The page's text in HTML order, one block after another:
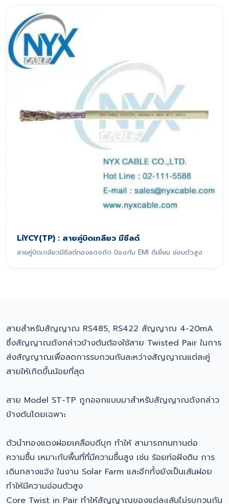
LiYCY(TP) : สายคู่บิดเกลียว มีชีลด์
สายคู่บิดเกลียวมีชีลด์ทองแดงถัก ป้องกัน EMI ดีเยี่ยม อ่อนตัวสูง
สายสำหรับสัญญาณ RS485, RS422 สัญญาณ 4-20mA
ซึ่งสัญญาณดังกล่าวข้างต้นต้องใช้สาย Twisted Pair ในการ
ส่งสัญญาณเพื่อลดการรบกวนกันละหว่างสัญญาณแต่ละคู่
สายให้เกิดขึ้นน้อยที่สุด
สาย Model ST-TP ถูกออกแบบมาสำหรับสัญญาณดังกล่าว
ข้างต้นโดยเฉพาะ
ตัวนำทองแดงฝอยเคลือบดีบุก ทำให้ สามารถทนทานต่อ
ความชื้น เหมาะกับพื้นที่ที่มีความชื้นสูง เช่น ร้อยท่อฝังดิน การ
เดินกลางแจ้ง ในงาน Solar Farm และอีกทั้งยังเป็นเส้นฝอย
ทำให้มีความอ่อนตัวสูง
Core Twist in Pair ทำให้สัญญาณของแต่ละเส้นไม่รบกวนกัน